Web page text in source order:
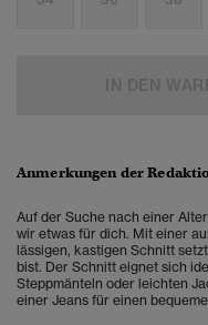
Anmerkungen der
Auf der Suche nach einer
wir etwas für dich. Mit einer
lässigen, kastigen Schnitt
bist. Der Schnitt eignet sich
Steppmänteln oder leichten
einer Jeans für einen